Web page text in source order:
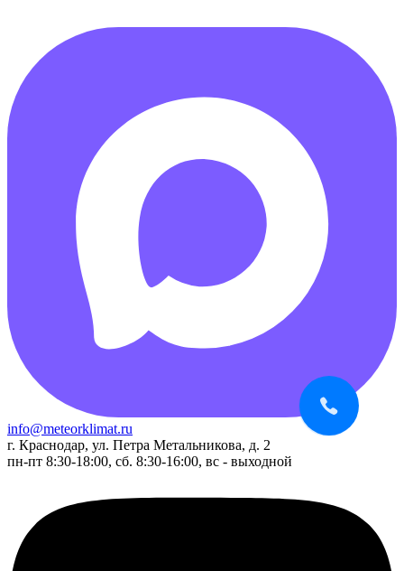
info@meteorklimat.ru
г. Краснодар, ул. Петра Метальникова, д. 2
пн-пт 8:30-18:00, сб. 8:30-16:00, вс - выходной